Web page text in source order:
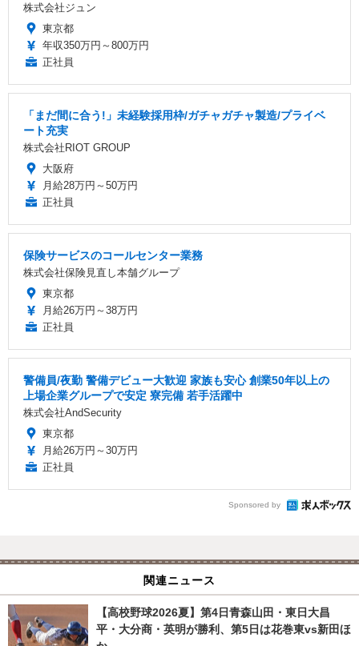
株式会社ジュン
東京都
年収350万円～800万円
正社員
「まだ間に合う!」未経験採用枠/ガチャガチャ製造/プライベ
ート充実
株式会社RIOT GROUP
大阪府
月給28万円～50万円
正社員
保険サービスのコールセンター業務
株式会社保険見直し本舗グループ
東京都
月給26万円～38万円
正社員
警備員/夜勤 警備デビュー大歓迎 家族も安心 創業50年以上の
上場企業グループで安定 寮完備 若手活躍中
株式会社AndSecurity
東京都
月給26万円～30万円
正社員
Sponsored by
関連ニュース
【高校野球2026夏】第4日青森山田・東日大昌
平・大分商・英明が勝利、第5日は花巻東vs新田ほ